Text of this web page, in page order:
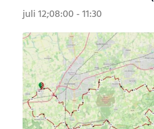
juli 12;08:00 -11:30